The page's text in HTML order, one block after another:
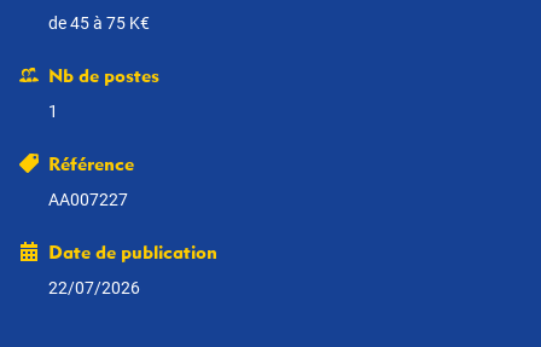
de 45 à 75 K€
Nb de postes
1
Référence
AA007227
Date de publication
22/07/2026